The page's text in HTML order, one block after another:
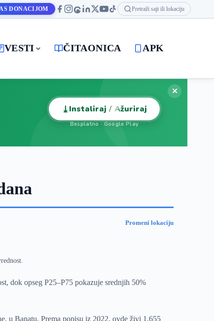
DONACIJOM Pretraži sajt ili lokaciju
VESTI ČITAONICA APK
⤓Instaliraj / Ažuriraj
Besplatno · Google Play
✕
Promeni lokaciju
dok opseg P25–P75 pokazuje srednjih 50%
u Banatu. Prema popisu iz 2022, ovde živi 1.655